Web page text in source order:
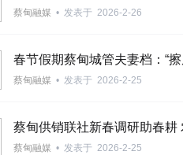
蔡甸融媒 • 发表于 2026-2-26
春节假期蔡甸城管夫妻档：“
蔡甸融媒 • 发表于 2026-2-25
蔡甸供销联社新春调研助春耕
蔡甸融媒 • 发表于 2026-2-25